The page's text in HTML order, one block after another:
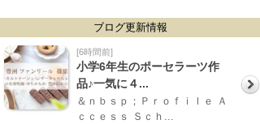
ブログ更新情報
[6時間前]
小学6年生のポーセラーツ作
品♪一気に４...
＆ｎｂｓｐ；Ｐｒｏｆｉｌｅ Ａ
ｃｃｅｓｓ Ｓｃｈ...